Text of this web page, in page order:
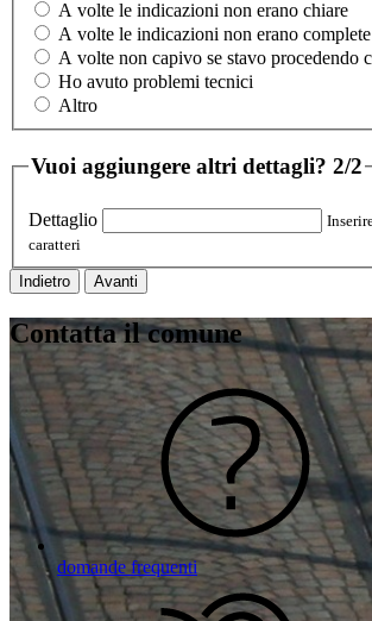
A volte le indicazioni non erano chiare
A volte le indicazioni non erano complete
A volte non capivo se stavo procedendo
Ho avuto problemi tecnici
Altro
Vuoi aggiungere altri dettagli? 2/2
Dettaglio
caratteri
Indietro Avanti
Contatta il comune
domande frequenti